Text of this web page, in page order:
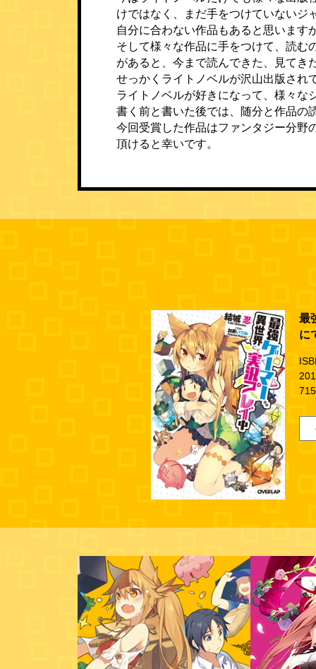
けではなく、まだ手をつけていないジ
自分に合わない作品もあると思います
そして様々な作品に手をつけて、読む
があると、今まで読んできた、見てき
せっかくライトノベルが沢山出版され
ライトノベルが好きになって、様々な
書く前と書いた後では、随分と作品の
今回受賞した作品はファンタジー分野
頂けると幸いです。
最
に